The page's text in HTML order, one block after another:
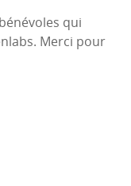
qui
Merci pour